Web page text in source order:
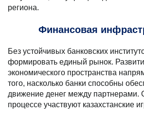
региона.
Финансовая
Без устойчивых банковских
формировать единый рынок.
экономического пространства
того, насколько банки способны
движение денег между партнерами.
процессе участвуют казахстанские